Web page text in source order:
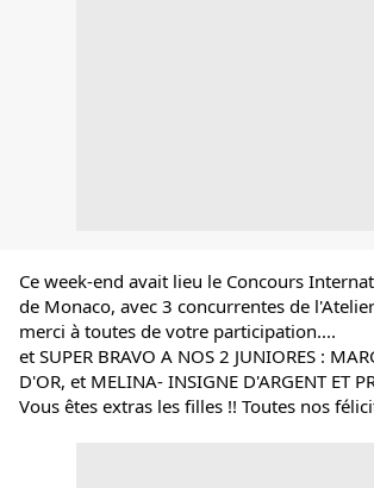
Ce week-end avait lieu le Concours
de Monaco, avec 3 concurrentes de
merci à toutes de votre participation....
et SUPER BRAVO A NOS 2 JUNIORES :
D'OR, et MELINA- INSIGNE D'ARGENT ET
Vous êtes extras les filles !! Toutes nos